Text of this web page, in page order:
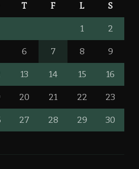
T F L S
1 2
6 7 8 9
13 14 15 16
20 21 22 23
27 28 29 30